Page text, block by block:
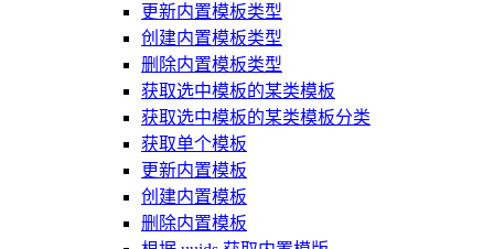
更新内置模板类型
创建内置模板类型
删除内置模板类型
获取选中模板的某类模板
获取选中模板的某类模板分类
获取单个模板
更新内置模板
创建内置模板
删除内置模板